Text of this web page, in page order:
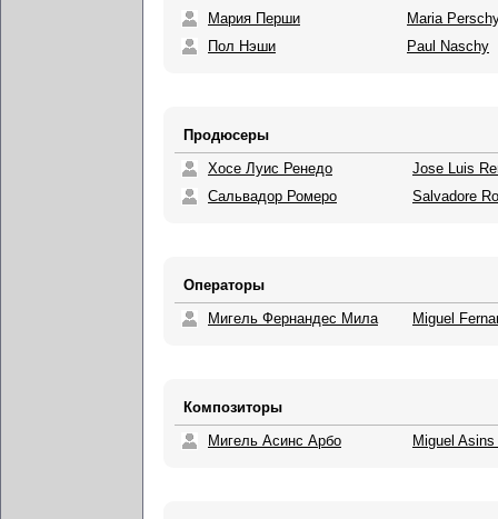
Мария Перши
Maria
Пол Нэши
Paul Naschy
Продюсеры
Хосе Луис Ренедо
Jose Luis
Сальвадор Ромеро
Salvadore
Операторы
Мигель Фернандес Мила
Miguel
Композиторы
Мигель Асинс Арбо
Miguel Asins